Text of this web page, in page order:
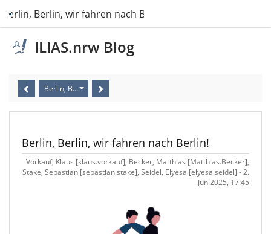
Berlin, Berlin, wir fahren nach Berlin!
ILIAS.nrw Blog
Berlin, Berlin, wir fahren nach Berlin!
Berlin, Berlin, wir fahren nach Berlin!
Vorkauf, Klaus [klaus.vorkauf], Becker, Matthias [Matthias.Becker],
Stake, Sebastian [sebastian.stake], Seidel, Elyesa [elyesa.seidel] - 2.
Jun 2025, 17:45